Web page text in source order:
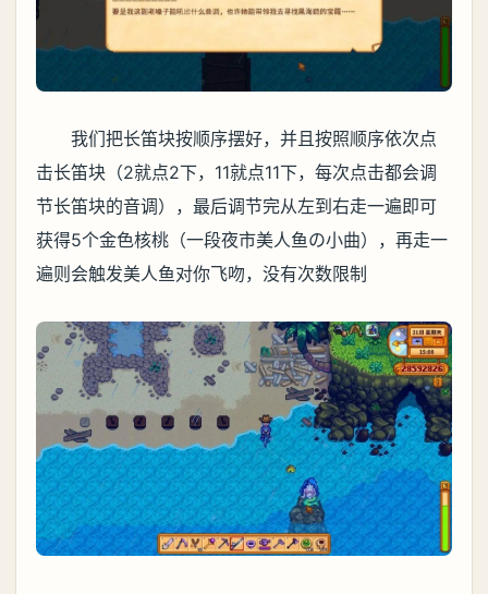
我们把长笛块按顺序摆好，并且按照顺序依次点
击长笛块（2就点2下，11就点11下，每次点击都会调
节长笛块的音调），最后调节完从左到右走一遍即可
获得5个金色核桃（一段夜市美人鱼の小曲），再走一
遍则会触发美人鱼对你飞吻，没有次数限制